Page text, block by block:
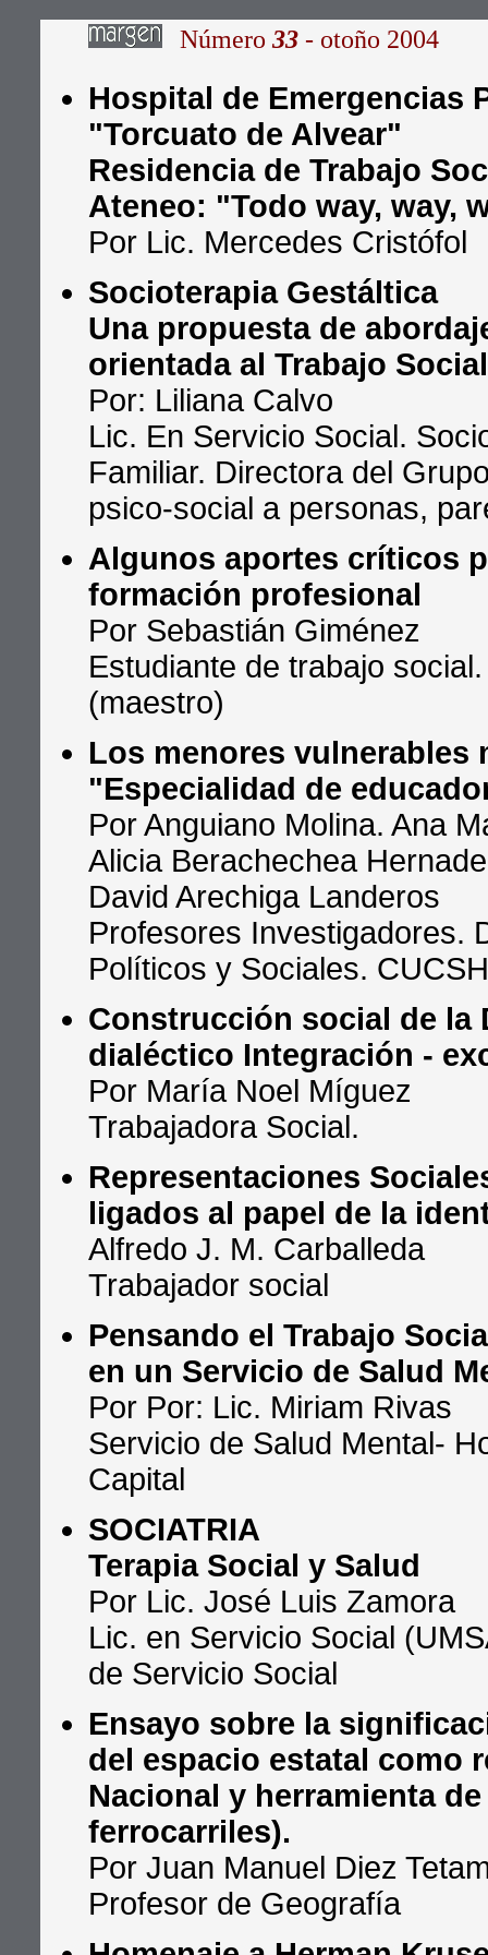
Número 33 - otoño 2004
Hospital de Emergencias
"Torcuato de Alvear"
Residencia de Trabajo
Ateneo: "Todo way, way,
Por Lic. Mercedes Cristófol
Socioterapia Gestáltica
Una propuesta de
orientada al Trabajo
Por: Liliana Calvo
Lic. En Servicio Social.
Familiar. Directora del
psico-social a personas,
Algunos aportes críticos
formación profesional
Por Sebastián Giménez
Estudiante de trabajo
(maestro)
Los menores vulnerables
"Especialidad de
Por Anguiano Molina. Ana
Alicia Berachechea
David Arechiga Landeros
Profesores Investigadores.
Políticos y Sociales.
Construcción social de la
dialéctico Integración -
Por María Noel Míguez
Trabajadora Social.
Representaciones
ligados al papel de la
Alfredo J. M. Carballeda
Trabajador social
Pensando el Trabajo
en un Servicio de Salud
Por Por: Lic. Miriam Rivas
Servicio de Salud Mental-
Capital
SOCIATRIA
Terapia Social y Salud
Por Lic. José Luis Zamora
Lic. en Servicio Social
de Servicio Social
Ensayo sobre la
del espacio estatal como
Nacional y herramienta
ferrocarriles).
Por Juan Manuel Diez
Profesor de Geografía